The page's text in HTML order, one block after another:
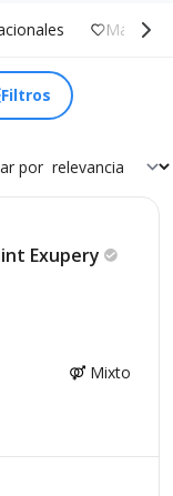
Más
Filtros
por
Exupery
Mixto